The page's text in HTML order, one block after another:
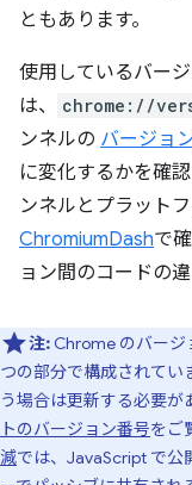
ともあります。
使用しているバー
は、
chrome://
ンネルの バージョ
に変化するかを確
ンネルとプラット
ChromiumDashで
ョン間のコードの
注: Chrome のバージ
つの部分で構成されてい
う場合は更新する必要が
トのバージョン番号をご
減では、JavaScript で公